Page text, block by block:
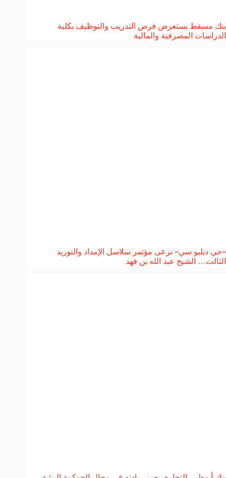
بنك مسقط يستعرض فرص التدريب والتوظيف بكلية
الدراسات المصرفية والمالية
«جي دبليو سي» ترعى مؤتمر سلاسل الإمداد والتوريد
الثالث… الشيخ عبد الله بن فهد